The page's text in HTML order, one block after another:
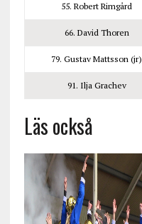
55. Robert Rimgård
66. David Thoren
79. Gustav Mattsson (jr)
91. Ilja Grachev
Läs också